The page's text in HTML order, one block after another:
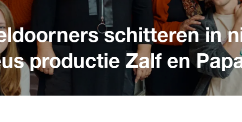
schitteren in
productie Zalf en